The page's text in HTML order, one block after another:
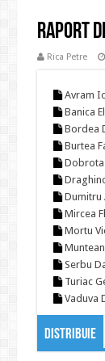
Raport
Rica Petre
Avram
Banica
Bordea
Burtea
Dobrota
Dumitru
Mircea
Mortu
Serbu
Turiac
Vaduva
Distribuie